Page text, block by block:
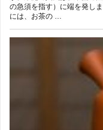
の急須を指す）に端を発し
には、お茶の …